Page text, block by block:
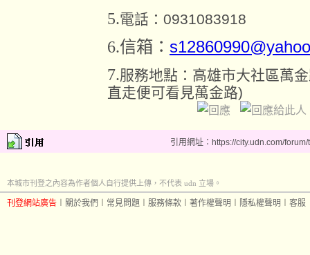
5.電話：0931083918
6.信箱：
7.服務地點：高雄市大社區萬
直走便可看見萬金路)
引用網址：https://city.udn.com/
本城市刊登之內容為作者個人自行提供上傳，不代表 udn 立場。
刊登網站廣告 關於我們 常見問題 服務條款 著作權聲明 隱私權聲明 客服